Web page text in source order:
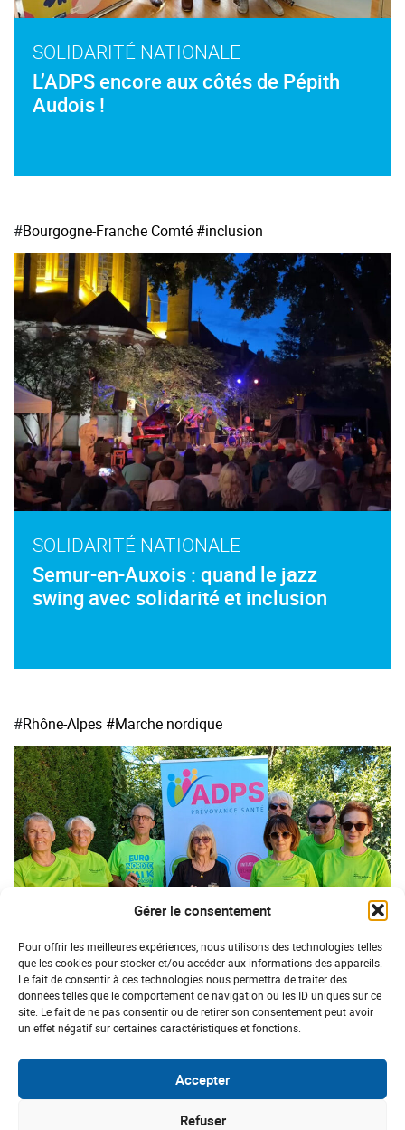
Gérer le consentement
Pour offrir les meilleures expériences, nous utilisons des technologies telles
que les cookies pour stocker et/ou accéder aux informations des appareils.
Le fait de consentir à ces technologies nous permettra de traiter des
données telles que le comportement de navigation ou les ID uniques sur ce
site. Le fait de ne pas consentir ou de retirer son consentement peut avoir
un effet négatif sur certaines caractéristiques et fonctions.
Accepter
Refuser
SOLIDARITÉ NATIONALE
L’ADPS encore aux côtés de Pépith
Audois !
#Bourgogne-Franche Comté #inclusion
SOLIDARITÉ NATIONALE
Semur-en-Auxois : quand le jazz
swing avec solidarité et inclusion
#Rhône-Alpes #Marche nordique
SOLIDARITÉ NATIONALE
L’ADPS soutient l’Association
Randonnée Drôme Provençale à
l’Euro Nordic Walk !